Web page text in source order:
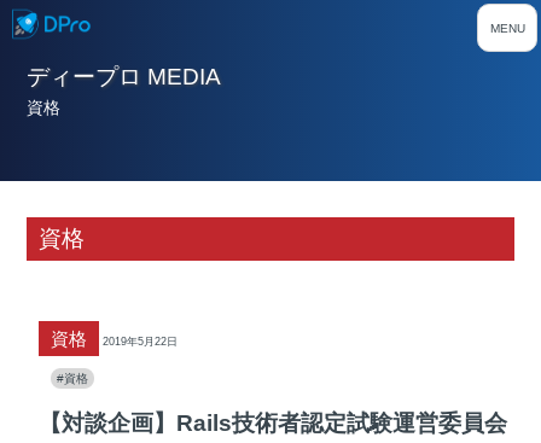
ディープロ MEDIA
資格
資格
資格 2019年5月22日
#資格
【対談企画】Rails技術者認定試験運営委員会